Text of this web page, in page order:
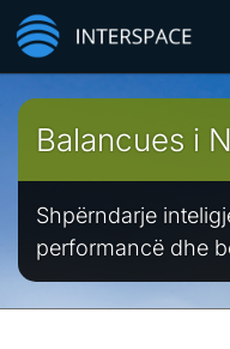
Balancues i
Shpërndarje
performancë dhe